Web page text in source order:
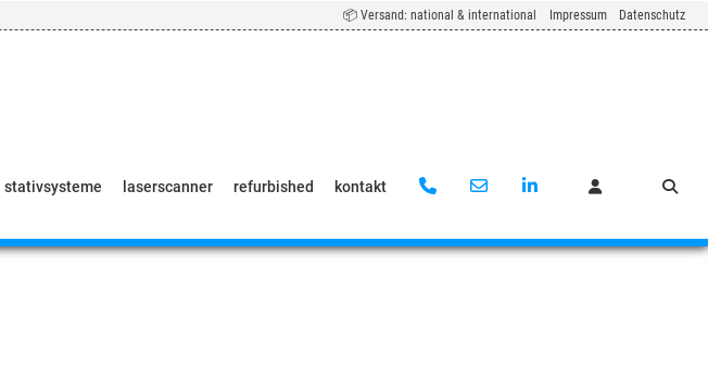
📦 Versand: national & international Impressum Datenschutz
stativsysteme laserscanner refurbished kontakt